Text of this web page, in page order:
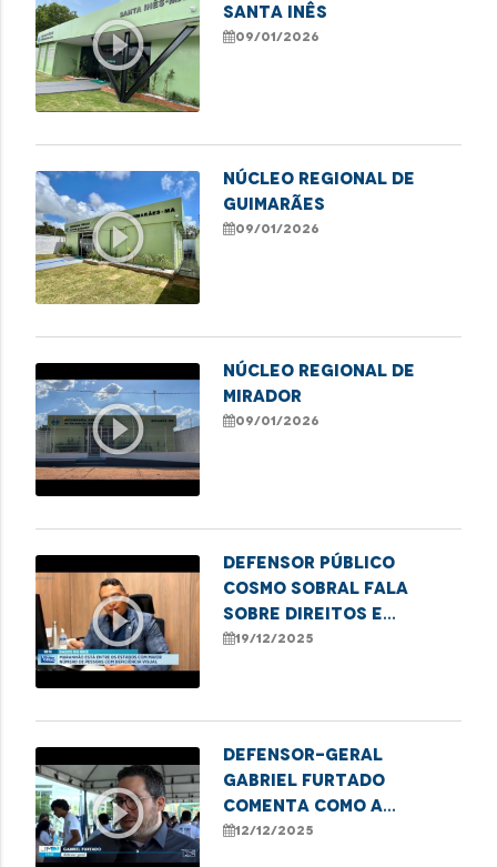
play_circle_outline
SANTA INÊS
09/01/2026
play_circle_outline
NÚCLEO REGIONAL DE
GUIMARÃES
09/01/2026
play_circle_outline
NÚCLEO REGIONAL DE
MIRADOR
09/01/2026
play_circle_outline
Defensor Público
Cosmo Sobral fala
sobre direitos e
desafios das pessoas
19/12/2025
play_circle_outline
Defensor-geral
Gabriel Furtado
comenta como a
Defensoria Pública
12/12/2025